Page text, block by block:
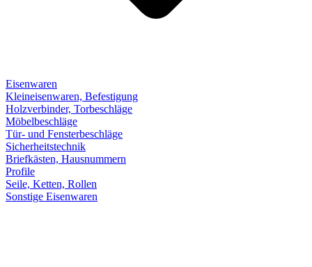
Eisenwaren
Kleineisenwaren, Befestigung
Holzverbinder, Torbeschläge
Möbelbeschläge
Tür- und Fensterbeschläge
Sicherheitstechnik
Briefkästen, Hausnummern
Profile
Seile, Ketten, Rollen
Sonstige Eisenwaren